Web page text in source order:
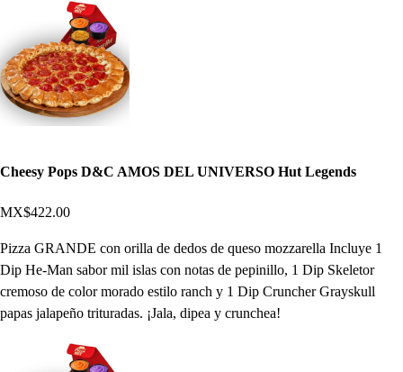
Cheesy Pops D&C AMOS DEL UNIVERSO Hut Legends
MX$422.00
Pizza GRANDE con orilla de dedos de queso mozzarella Incluye 1
Dip He-Man sabor mil islas con notas de pepinillo, 1 Dip Skeletor
cremoso de color morado estilo ranch y 1 Dip Cruncher Grayskull
papas jalapeño trituradas. ¡Jala, dipea y crunchea!